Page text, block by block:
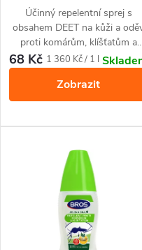
d
u
k
t
o
d
u
k
Účinný repelentní sprej s
obsahem DEET na kůži a
proti komárům, klíšťatům a
muchničkám. Ideální balení
cesty.
68 Kč Měrná
1 360 Kč / 1 l
Zobrazit